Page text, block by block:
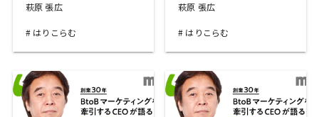
萩原 張広
はりこらむ
萩原 張広
はりこらむ